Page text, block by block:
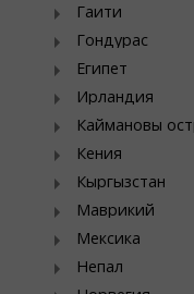
Гаити
Гондурас
Египет
Ирландия
Каймановы
Кения
Кыргызстан
Маврикий
Мексика
Непал